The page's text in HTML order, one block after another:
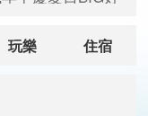
玩樂 住宿